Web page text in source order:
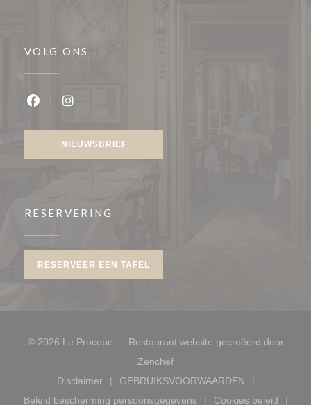
VOLG ONS
NIEUWSBRIEF
RESERVERING
RESERVEER EEN TAFEL
© 2026 Le Procope — Restaurant website gecreëerd door
Zenchef((opent in een nieuw venster))
Disclaimer
((opent in een nieuw venster))
GEBRUIKSVOORWAARDEN
((opent in een nieuw
Beleid bescherming persoonsgegevens
Cookies beleid